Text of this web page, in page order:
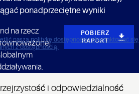
naszą politykę dostępności i skontaktować się
z dostępnością.
ponadprzeciętne wyniki
na rzecz
POBIERZ
RAPORT
i odpowiedzialność